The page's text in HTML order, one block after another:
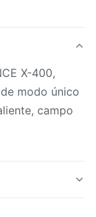
X-400,
modo único
campo